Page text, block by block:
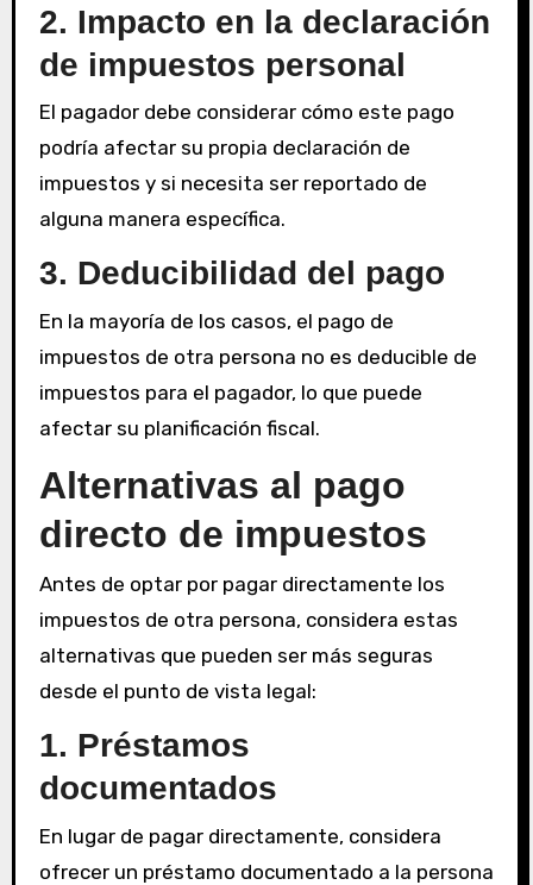
2. Impacto en la declaración
de impuestos personal
El pagador debe considerar cómo este pago
podría afectar su propia declaración de
impuestos y si necesita ser reportado de
alguna manera específica.
3. Deducibilidad del pago
En la mayoría de los casos, el pago de
impuestos de otra persona no es deducible de
impuestos para el pagador, lo que puede
afectar su planificación fiscal.
Alternativas al pago
directo de impuestos
Antes de optar por pagar directamente los
impuestos de otra persona, considera estas
alternativas que pueden ser más seguras
desde el punto de vista legal:
1. Préstamos
documentados
En lugar de pagar directamente, considera
ofrecer un préstamo documentado a la persona